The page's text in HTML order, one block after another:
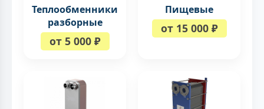
Теплообменники
разборные
от 5 000 ₽
Пищевые
от 15 000 ₽